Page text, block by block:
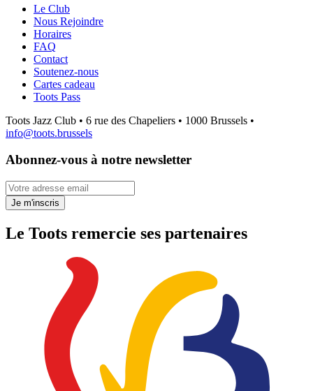
Le Club
Nous Rejoindre
Horaires
FAQ
Contact
Soutenez-nous
Cartes cadeau
Toots Pass
Toots Jazz Club • 6 rue des Chapeliers • 1000 Brussels •
info@toots.brussels
Abonnez-vous à notre newsletter
Votre adresse email
Je m'inscris
Le Toots remercie ses partenaires